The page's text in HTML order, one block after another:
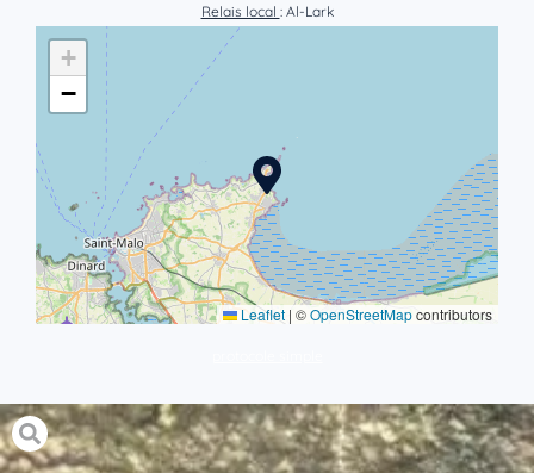
Relais local : Al-Lark
+
−
Leaflet | ©OpenStreetMapcontributors